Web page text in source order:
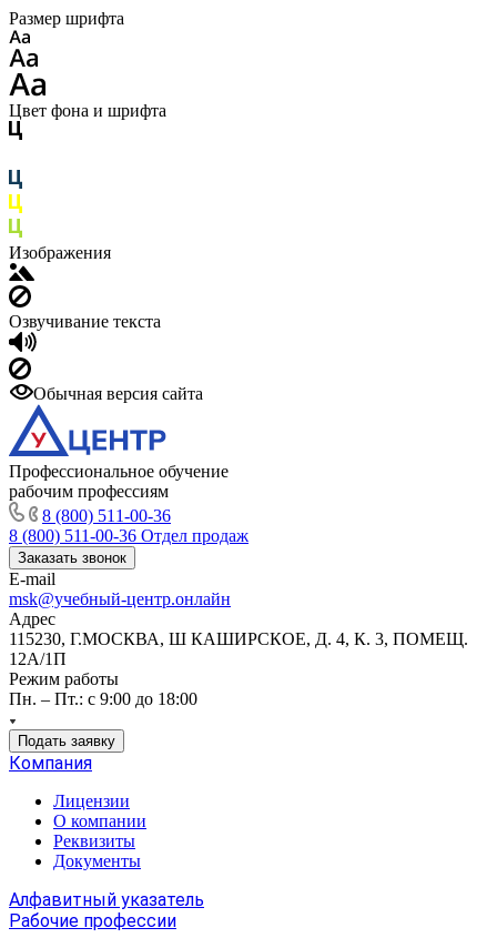
Размер шрифта
Цвет фона и шрифта
Изображения
Озвучивание текста
Обычная версия сайта
Профессиональное обучение
рабочим профессиям
8 (800) 511-00-36
8 (800) 511-00-36 Отдел продаж
Заказать звонок
E-mail
msk@учебный-центр.онлайн
Адрес
115230, Г.МОСКВА, Ш КАШИРСКОЕ, Д. 4, К. 3, ПОМЕЩ.
12А/1П
Режим работы
Пн. – Пт.: с 9:00 до 18:00
Подать заявку
Компания
Лицензии
О компании
Реквизиты
Документы
Алфавитный указатель
Рабочие профессии